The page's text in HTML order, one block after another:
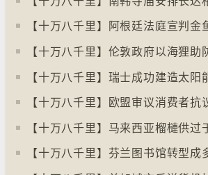
【十万八千里】伦敦政府以海狸助
【十万八千里】瑞士成功建造太阳
【十万八千里】马来西亚榴槤供过